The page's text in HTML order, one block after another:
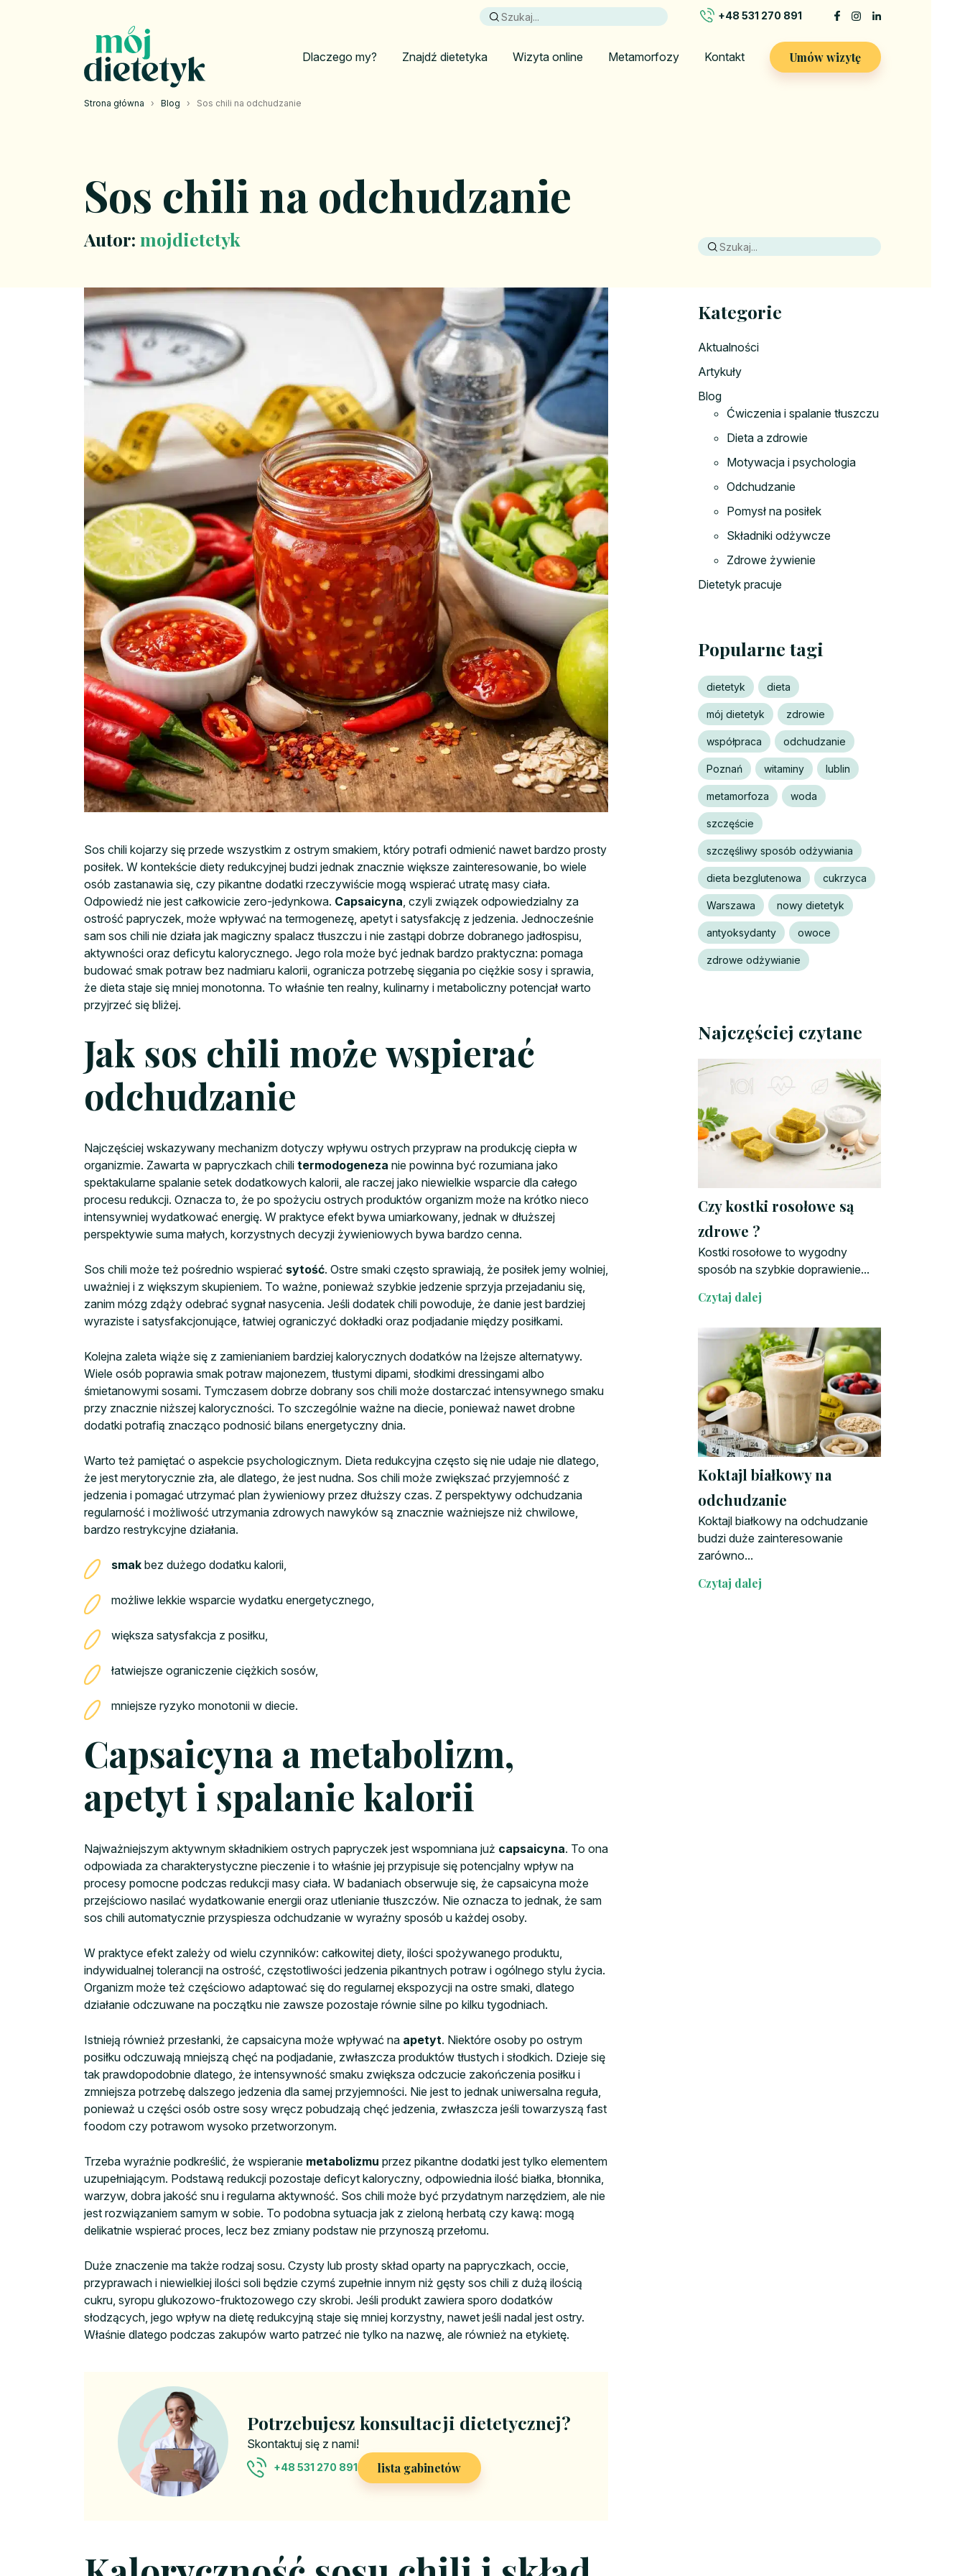
+48 531 270 891
Dlaczego my? Znajdź dietetyka Wizyta online Metamorfozy Kontakt Umów wizytę
Strona główna › Blog › Sos chili na odchudzanie
Sos chili na odchudzanie
Autor: mojdietetyk
Sos chili kojarzy się przede wszystkim z ostrym smakiem, który potrafi odmienić nawet bardzo prosty
posiłek. W kontekście diety redukcyjnej budzi jednak znacznie większe zainteresowanie, bo wiele
osób zastanawia się, czy pikantne dodatki rzeczywiście mogą wspierać utratę masy ciała.
Odpowiedź nie jest całkowicie zero-jedynkowa. Capsaicyna, czyli związek odpowiedzialny za
ostrość papryczek, może wpływać na termogenezę, apetyt i satysfakcję z jedzenia. Jednocześnie
sam sos chili nie działa jak magiczny spalacz tłuszczu i nie zastąpi dobrze dobranego jadłospisu,
aktywności oraz deficytu kalorycznego. Jego rola może być jednak bardzo praktyczna: pomaga
budować smak potraw bez nadmiaru kalorii, ogranicza potrzebę sięgania po ciężkie sosy i sprawia,
że dieta staje się mniej monotonna. To właśnie ten realny, kulinarny i metaboliczny potencjał warto
przyjrzeć się bliżej.
Jak sos chili może wspierać
odchudzanie
Najczęściej wskazywany mechanizm dotyczy wpływu ostrych przypraw na produkcję ciepła w
organizmie. Zawarta w papryczkach chili termodogeneza nie powinna być rozumiana jako
spektakularne spalanie setek dodatkowych kalorii, ale raczej jako niewielkie wsparcie dla całego
procesu redukcji. Oznacza to, że po spożyciu ostrych produktów organizm może na krótko nieco
intensywniej wydatkować energię. W praktyce efekt bywa umiarkowany, jednak w dłuższej
perspektywie suma małych, korzystnych decyzji żywieniowych bywa bardzo cenna.
Sos chili może też pośrednio wspierać sytość. Ostre smaki często sprawiają, że posiłek jemy wolniej,
uważniej i z większym skupieniem. To ważne, ponieważ szybkie jedzenie sprzyja przejadaniu się,
zanim mózg zdąży odebrać sygnał nasycenia. Jeśli dodatek chili powoduje, że danie jest bardziej
wyraziste i satysfakcjonujące, łatwiej ograniczyć dokładki oraz podjadanie między posiłkami.
Kolejna zaleta wiąże się z zamienianiem bardziej kalorycznych dodatków na lżejsze alternatywy.
Wiele osób poprawia smak potraw majonezem, tłustymi dipami, słodkimi dressingami albo
śmietanowymi sosami. Tymczasem dobrze dobrany sos chili może dostarczać intensywnego smaku
przy znacznie niższej kaloryczności. To szczególnie ważne na diecie, ponieważ nawet drobne
dodatki potrafią znacząco podnosić bilans energetyczny dnia.
Warto też pamiętać o aspekcie psychologicznym. Dieta redukcyjna często się nie udaje nie dlatego,
że jest merytorycznie zła, ale dlatego, że jest nudna. Sos chili może zwiększać przyjemność z
jedzenia i pomagać utrzymać plan żywieniowy przez dłuższy czas. Z perspektywy odchudzania
regularność i możliwość utrzymania zdrowych nawyków są znacznie ważniejsze niż chwilowe,
bardzo restrykcyjne działania.
smak bez dużego dodatku kalorii,
możliwe lekkie wsparcie wydatku energetycznego,
większa satysfakcja z posiłku,
łatwiejsze ograniczenie ciężkich sosów,
mniejsze ryzyko monotonii w diecie.
Capsaicyna a metabolizm,
apetyt i spalanie kalorii
Najważniejszym aktywnym składnikiem ostrych papryczek jest wspomniana już capsaicyna. To ona
odpowiada za charakterystyczne pieczenie i to właśnie jej przypisuje się potencjalny wpływ na
procesy pomocne podczas redukcji masy ciała. W badaniach obserwuje się, że capsaicyna może
przejściowo nasilać wydatkowanie energii oraz utlenianie tłuszczów. Nie oznacza to jednak, że sam
sos chili automatycznie przyspiesza odchudzanie w wyraźny sposób u każdej osoby.
W praktyce efekt zależy od wielu czynników: całkowitej diety, ilości spożywanego produktu,
indywidualnej tolerancji na ostrość, częstotliwości jedzenia pikantnych potraw i ogólnego stylu życia.
Organizm może też częściowo adaptować się do regularnej ekspozycji na ostre smaki, dlatego
działanie odczuwane na początku nie zawsze pozostaje równie silne po kilku tygodniach.
Istnieją również przesłanki, że capsaicyna może wpływać na apetyt. Niektóre osoby po ostrym
posiłku odczuwają mniejszą chęć na podjadanie, zwłaszcza produktów tłustych i słodkich. Dzieje się
tak prawdopodobnie dlatego, że intensywność smaku zwiększa odczucie zakończenia posiłku i
zmniejsza potrzebę dalszego jedzenia dla samej przyjemności. Nie jest to jednak uniwersalna reguła,
ponieważ u części osób ostre sosy wręcz pobudzają chęć jedzenia, zwłaszcza jeśli towarzyszą fast
foodom czy potrawom wysoko przetworzonym.
Trzeba wyraźnie podkreślić, że wspieranie metabolizmu przez pikantne dodatki jest tylko elementem
uzupełniającym. Podstawą redukcji pozostaje deficyt kaloryczny, odpowiednia ilość białka, błonnika,
warzyw, dobra jakość snu i regularna aktywność. Sos chili może być przydatnym narzędziem, ale nie
jest rozwiązaniem samym w sobie. To podobna sytuacja jak z zieloną herbatą czy kawą: mogą
delikatnie wspierać proces, lecz bez zmiany podstaw nie przynoszą przełomu.
Duże znaczenie ma także rodzaj sosu. Czysty lub prosty skład oparty na papryczkach, occie,
przyprawach i niewielkiej ilości soli będzie czymś zupełnie innym niż gęsty sos chili z dużą ilością
cukru, syropu glukozowo-fruktozowego czy skrobi. Jeśli produkt zawiera sporo dodatków
słodzących, jego wpływ na dietę redukcyjną staje się mniej korzystny, nawet jeśli nadal jest ostry.
Właśnie dlatego podczas zakupów warto patrzeć nie tylko na nazwę, ale również na etykietę.
Potrzebujesz konsultacji dietetycznej?
Skontaktuj się z nami!
+48 531 270 891 lista gabinetów
Kategorie
Aktualności
Artykuły
Blog
Ćwiczenia i spalanie tłuszczu
Dieta a zdrowie
Motywacja i psychologia
Odchudzanie
Pomysł na posiłek
Składniki odżywcze
Zdrowe żywienie
Dietetyk pracuje
Popularne tagi
dietetyk dieta
mój dietetyk zdrowie
współpraca odchudzanie
Poznań witaminy lublin
metamorfoza woda
szczęście
szczęśliwy sposób odżywiania
dieta bezglutenowa cukrzyca
Warszawa nowy dietetyk
antyoksydanty owoce
zdrowe odżywianie
Najczęściej czytane
Czy kostki rosołowe są
zdrowe ?
Kostki rosołowe to wygodny
sposób na szybkie doprawienie...
Czytaj dalej
Koktajl białkowy na
odchudzanie
Koktajl białkowy na odchudzanie
budzi duże zainteresowanie
zarówno...
Czytaj dalej